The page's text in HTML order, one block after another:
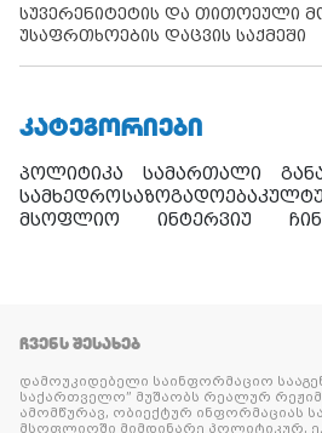
სუვერენიტეტის და თითოეული
უსაფრთხოების დაცვის საქმეში
ᲙᲐᲢᲔᲒᲝᲠᲘᲔᲑᲘ
პოლიტიკა სამართალი
სამხედროსაზოგადოება
მსოფლიო
ინტერვიუ
ᲩᲕᲔᲜᲡ ᲨᲔᲡᲐᲮᲔᲑ
დამოუკიდებელი საინფორმაციო
საქართველო” მუშაობს რეალურ
ამომწურავ, ობიექტურ ინფორმაციას
მსოფლიოში მიმდინარე პოლიტიკურ,